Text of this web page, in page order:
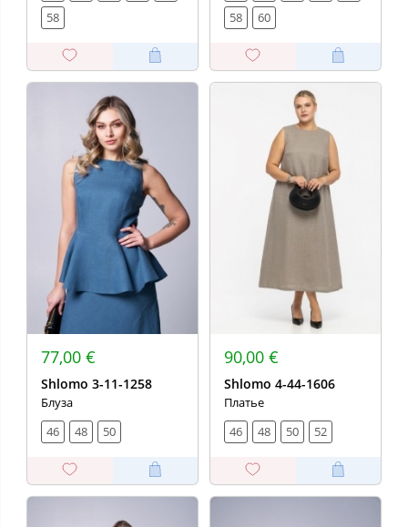
58
58
60
77,00 €
Shlomo 3-11-1258
Блуза
46
48 50
90,00 €
Shlomo 4-44-1606
Платье
46
48 50 52